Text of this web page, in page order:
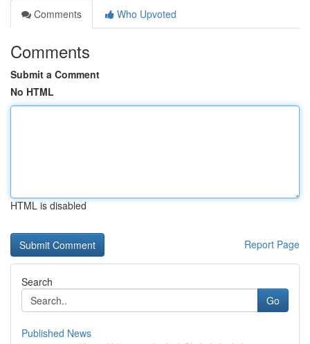
Comments
Who Upvoted
Comments
Submit a Comment
No HTML
HTML is disabled
Report Page
Search
Go
Published News